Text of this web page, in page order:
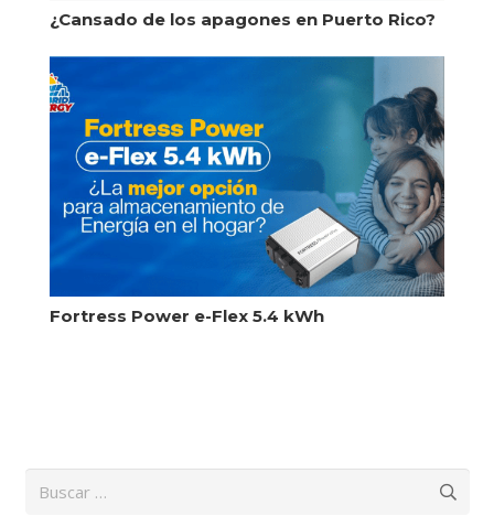
¿Cansado de los apagones en Puerto Rico?
Fortress Power e-Flex 5.4 kWh